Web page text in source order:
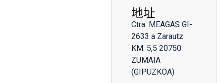
地址
Ctra. MEAGAS GI-
2633 a Zarautz
KM. 5,5 20750
ZUMAIA
(GIPUZKOA)